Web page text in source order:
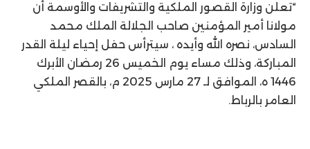
“تعلن وزارة القصور الملكية والتشريفات والأوسمة أن
مولانا أمير المؤمنين صاحب الجلالة الملك محمد
السادس، نصره الله وأيده ، سيترأس حفل إحياء ليلة القدر
المباركة، وذلك مساء يوم الخميس 26 رمضان الأبرك
1446 ه، الموافق لـ 27 مارس 2025 م، بالقصر الملكي
العامر بالرباط.